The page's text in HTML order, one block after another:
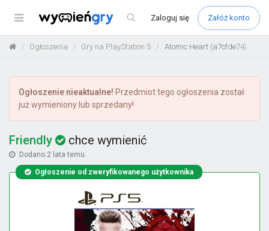
Menu Zaloguj się Załóż konto
Ogłoszenia Gry na PlayStation 5 Atomic Heart (a7cfde74)
Ogłoszenie nieaktualne! Przedmiot tego ogłoszenia został
już wymieniony lub sprzedany!
Friendly chce wymienić
Dodano 2 lata temu
Ogłoszenie od zweryfikowanego użytkownika